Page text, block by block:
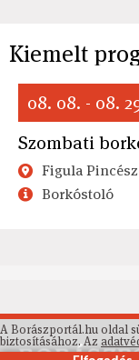
Kiemelt
08. 08. - 08.
Szombati
Figula
Borkóstoló
A Borászportál.hu oldal
biztosításához. Az